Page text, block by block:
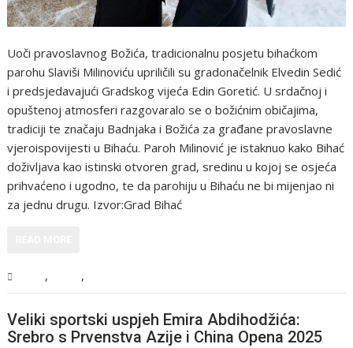
Uoči pravoslavnog Božića, tradicionalnu posjetu bihaćkom
parohu Slaviši Milinoviću upriličili su gradonačelnik Elvedin Sedić
i predsjedavajući Gradskog vijeća Edin Goretić. U srdačnoj i
opuštenoj atmosferi razgovaralo se o božićnim običajima,
tradiciji te značaju Badnjaka i Božića za građane pravoslavne
vjeroispovijesti u Bihaću. Paroh Milinović je istaknuo kako Bihać
doživljava kao istinski otvoren grad, sredinu u kojoj se osjeća
prihvaćeno i ugodno, te da parohiju u Bihaću ne bi mijenjao ni
za jednu drugu. Izvor:Grad Bihać
, ,
Veliki sportski uspjeh Emira Abdihodžića:
Srebro s Prvenstva Azije i China Opena 2025